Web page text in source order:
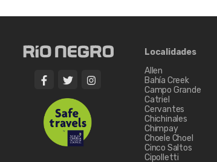
Localidades
Allen
Bahía Creek
Campo Grande
Catriel
Cervantes
Chichinales
Chimpay
Choele Choel
Cinco Saltos
Cipolletti